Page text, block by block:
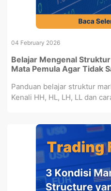
04 February 2026
Belajar Mengenal
Mata Pemula Agar Tidak
Panduan belajar struktur
Kenali HH, HL, LH, LL dan